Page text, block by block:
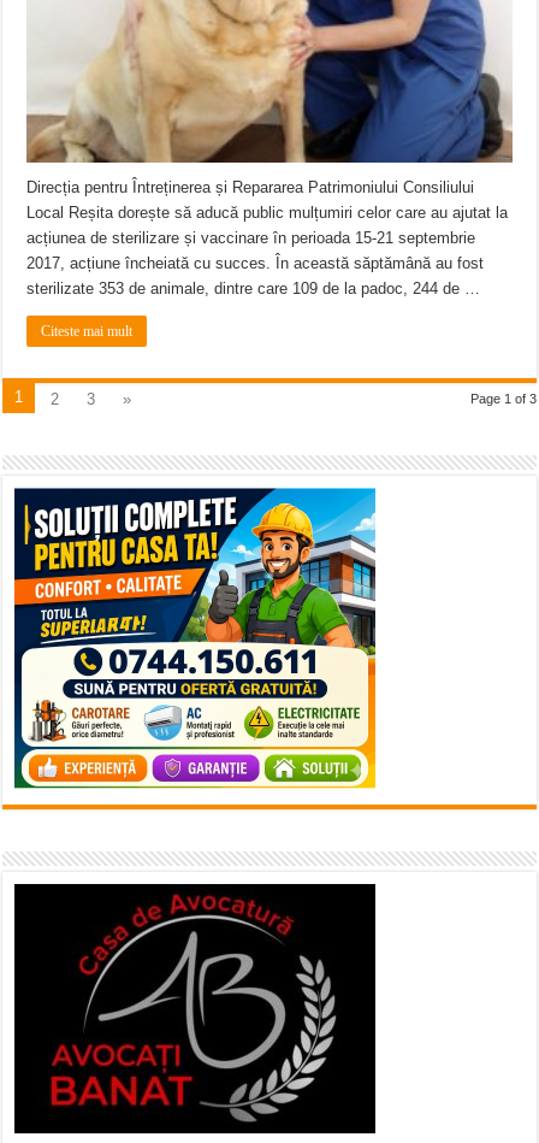
Direcția pentru Întreținerea și Repararea Patrimoniului Consiliului
Local Reșita dorește să aducă public mulțumiri celor care au ajutat la
acțiunea de sterilizare și vaccinare în perioada 15-21 septembrie
2017, acțiune încheiată cu succes. În această săptămână au fost
sterilizate 353 de animale, dintre care 109 de la padoc, 244 de …
Citeste mai mult
Page 1 of 3
1 2 3 »